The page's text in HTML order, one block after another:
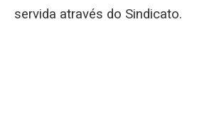
servida através do Sindicato.